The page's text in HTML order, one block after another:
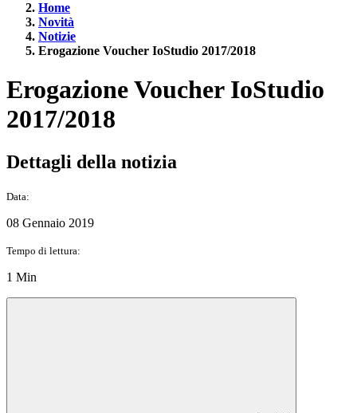
Home
Novità
Notizie
Erogazione Voucher IoStudio 2017/2018
Erogazione Voucher IoStudio
2017/2018
Dettagli della notizia
Data:
08 Gennaio 2019
Tempo di lettura:
1 Min